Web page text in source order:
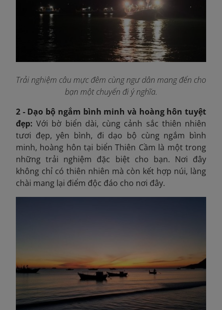
Trải nghiệm câu mực đêm cùng ngư dân mang đến cho
bạn một chuyến đi ý nghĩa.
2 - Dạo bộ ngắm bình minh và hoàng hôn tuyệt
đẹp:Với bờ biển dài, cùng cảnh sắc thiên nhiên
tươi đẹp, yên bình, đi dạo bộ cùng ngắm bình
minh, hoàng hôn tại biển Thiên Cầm là một trong
những trải nghiệm đặc biệt cho bạn. Nơi đây
không chỉ có thiên nhiên mà còn kết hợp núi, làng
chài mang lại điểm độc đáo cho nơi đây.